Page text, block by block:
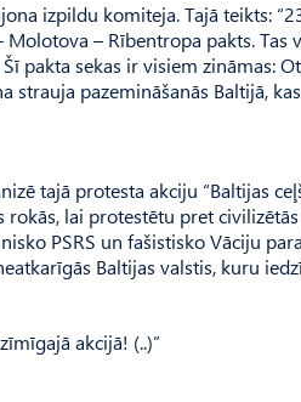
izpildu komiteja. Tajā teikts:
– Rībentropa pakts. Tas
pakta sekas ir visiem zināmas:
strauja pazemināšanās Baltijā,
tajā protesta akciju “Baltijas
lai protestētu pret civilizētās
PSRS un fašistisko Vāciju
Baltijas valstis, kuru
akcijā! (..)”